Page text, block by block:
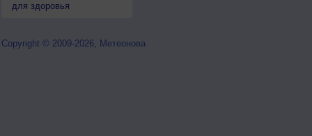
для здоровья
Copyright © 2009-2026, Метеонова